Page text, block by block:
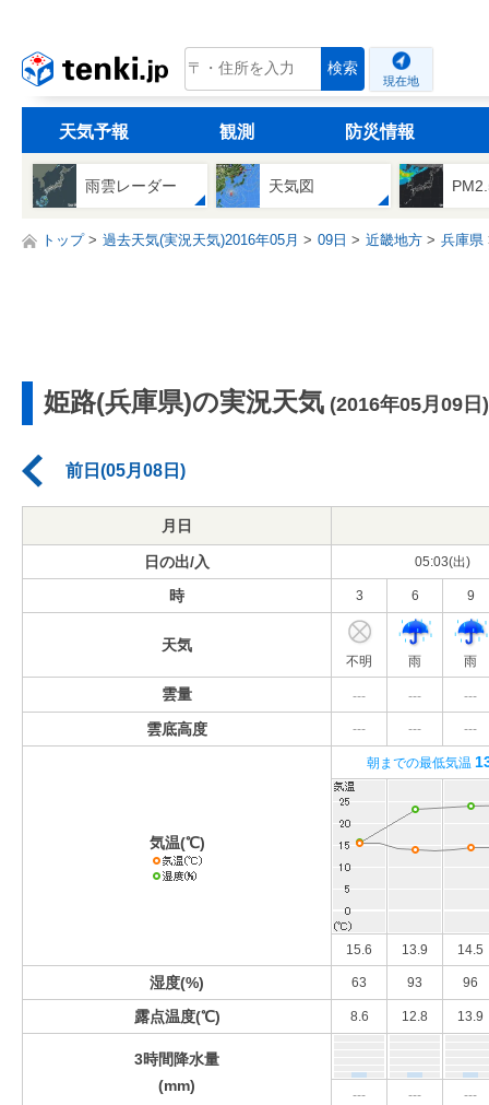
tenki.jp 検索
現在地
天気予報 観測 防災情報
雨雲レーダー 天気図
トップ 過去天気(実況天気)2016年05月 09日 近畿地方 兵庫県
姫路(兵庫県)の実況天気 (2016年05月09日)
前日(05月08日)
月日
日の出/入 05:03(出)
時 3 6 9
天気
不明 雨 雨
雲量 --- --- ---
雲底高度 --- --- ---
気温(℃)
朝までの最低気温
15.6 13.9 14.5
湿度(%) 63 93 96
露点温度(℃) 8.6 12.8 13.9
3時間降水量
(mm)
--- --- ---